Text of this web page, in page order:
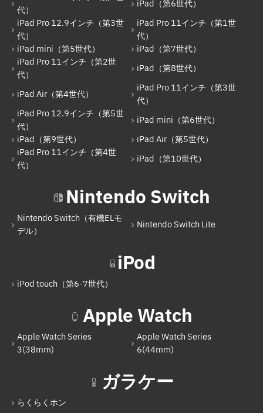
iPad Air（第4世代）
iPad Pro 12.9インチ（第5世代）
iPad mini（第6世代）
iPad（第9世代）
iPad Pro 11インチ（第4世代）
Nintendo Switch
iPod touch（第6-7世代）
Apple Watch
Apple Watch Series 6(44mm)
ガラケー
代）
iPad（第6世代）
iPad Pro 12.9インチ（第3世
代）
iPad Pro 11インチ（第1世
代）
iPad mini（第5世代）
iPad（第7世代）
iPad Pro 11インチ（第2世
代）
iPad（第8世代）
iPad Air（第4世代）
iPad Pro 11インチ（第3世
代）
iPad Pro 12.9インチ（第5世
代）
iPad mini（第6世代）
iPad（第9世代）
iPad Air（第5世代）
iPad Pro 11インチ（第4世
代）
iPad（第10世代）
Nintendo Switch
Nintendo Switch（有機ELモ
デル）
Nintendo Switch Lite
iPod
iPod touch（第6-7世代）
Apple Watch
Apple Watch Series
3(38mm)
Apple Watch Series
6(44mm)
ガラケー
らくらくホン